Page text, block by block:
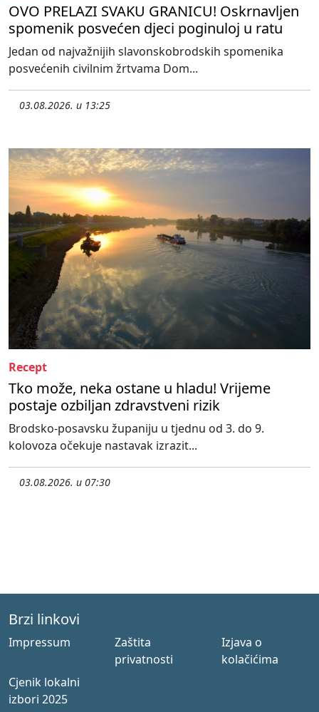
OVO PRELAZI SVAKU GRANICU! Oskrnavljen
spomenik posvećen djeci poginuloj u ratu
Jedan od najvažnijih slavonskobrodskih spomenika
posvećenih civilnim žrtvama Dom...
03.08.2026. u 13:25
Recept
Tko može, neka ostane u hladu! Vrijeme
postaje ozbiljan zdravstveni rizik
Brodsko-posavsku županiju u tjednu od 3. do 9.
kolovoza očekuje nastavak izrazit...
03.08.2026. u 07:30
Brzi linkovi
Impressum
Zaštita
privatnosti
Izjava o
kolačićima
Cjenik lokalni
izbori 2025